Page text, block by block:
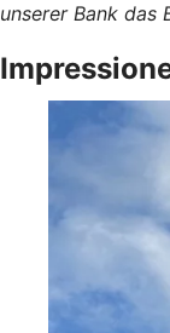
unserer Bank das